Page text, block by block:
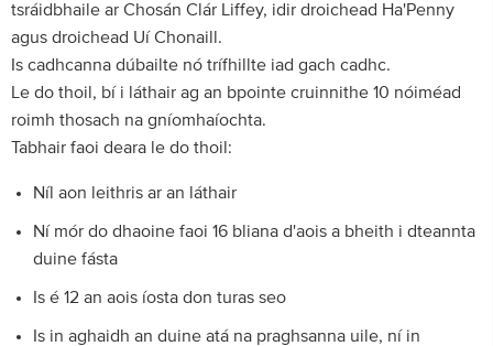
tsráidbhaile ar Chosán Clár Liffey, idir droichead Ha'Penny
agus droichead Uí Chonaill.
Is cadhcanna dúbailte nó trífhillte iad gach cadhc.
Le do thoil, bí i láthair ag an bpointe cruinnithe 10 nóiméad
roimh thosach na gníomhaíochta.
Tabhair faoi deara le do thoil:
Níl aon leithris ar an láthair
Ní mór do dhaoine faoi 16 bliana d'aois a bheith i dteannta
duine fásta
Is é 12 an aois íosta don turas seo
Is in aghaidh an duine atá na praghsanna uile, ní in